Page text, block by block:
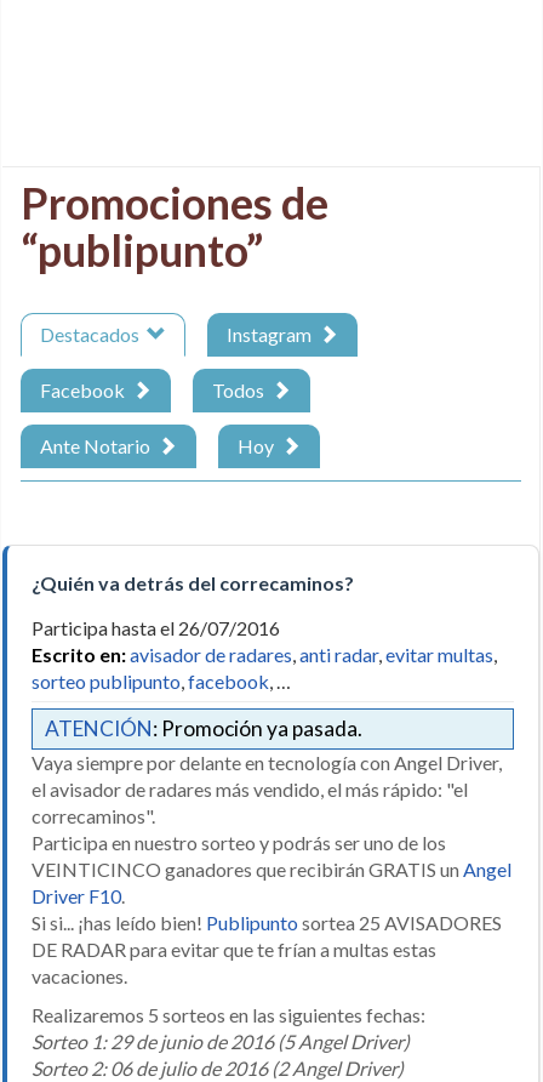
Promociones de
“publipunto”
Destacados Instagram
Facebook Todos
Ante Notario Hoy
¿Quién va detrás del correcaminos?
Participa hasta el 26/07/2016
Escrito en:avisador de radares,anti radar,evitar multas,
sorteo publipunto,facebook, …
ATENCIÓN: Promoción ya pasada.
Vaya siempre por delante en tecnología con Angel Driver,
el avisador de radares más vendido, el más rápido: "el
correcaminos".
Participa en nuestro sorteo y podrás ser uno de los
VEINTICINCO ganadores que recibirán GRATIS un Angel
Driver F10.
Si si... ¡has leído bien! Publipunto sortea 25 AVISADORES
DE RADAR para evitar que te frían a multas estas
vacaciones.
Realizaremos 5 sorteos en las siguientes fechas:
Sorteo 1: 29 de junio de 2016 (5 Angel Driver)
Sorteo 2: 06 de julio de 2016 (2 Angel Driver)